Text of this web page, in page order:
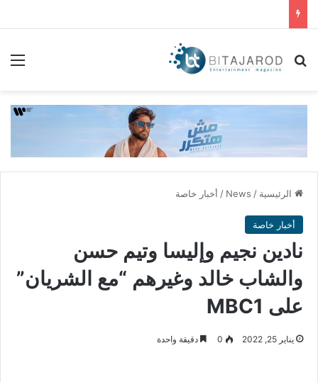
بحث عن
الرئيسية /
News
/ أخبار خاصة
أخبار خاصة
نادين نجيم وإليسا وتيم حسن
والشاب خالد وغيرهم “مع الشريان”
على MBC1
يناير 25, 2022 0 دقيقة واحدة